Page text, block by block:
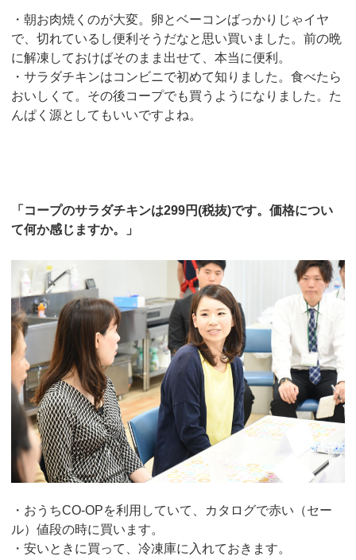
・朝お肉焼くのが大変。卵とベーコンばっかりじゃイヤ
で、切れているし便利そうだなと思い買いました。前の晩
に解凍しておけばそのまま出せて、本当に便利。
・サラダチキンはコンビニで初めて知りました。食べたら
おいしくて。その後コープでも買うようになりました。た
んぱく源としてもいいですよね。
「コープのサラダチキンは299円(税抜)です。価格につい
て何か感じますか。」
・おうちCO-OPを利用していて、カタログで赤い（セー
ル）値段の時に買います。
・安いときに買って、冷凍庫に入れておきます。